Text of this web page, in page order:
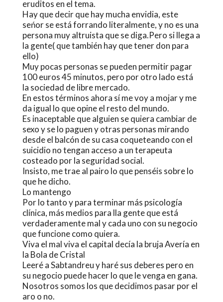
eruditos en el tema.
Hay que decir que hay mucha envidia, este
seńor se está forrando literalmente, y no es una
persona muy altruista que se diga.Pero si llega a
la gente( que también hay que tener don para
ello)
Muy pocas personas se pueden permitir pagar
100 euros 45 minutos, pero por otro lado está
la sociedad de libre mercado.
En estos términos ahora sí me voy a mojar y me
da igual lo que opine el resto del mundo.
Es inaceptable que alguien se quiera cambiar de
sexo y se lo paguen y otras personas mirando
desde el balcón de su casa coqueteando con el
suicidio no tengan acceso a un terapeuta
costeado por la seguridad social.
Insisto, me trae al pairo lo que penséis sobre lo
que he dicho.
Lo mantengo
Por lo tanto y para terminar más psicología
clínica, más medios para lla gente que está
verdaderamente mal y cada uno con su negocio
que funcione como quiera.
Viva el mal viva el capital decía la bruja Avería en
la Bola de Cristal
Leeré a Sabtandreu y haré sus deberes pero en
su negocio puede hacer lo que le venga en gana.
Nosotros somos los que decidimos pasar por el
aro o no.